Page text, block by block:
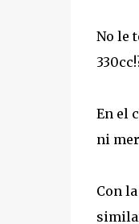
No le
En el
ni
Con